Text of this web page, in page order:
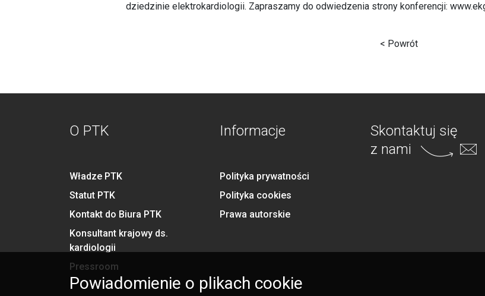
dziedzinie elektrokardiologii. Zapraszamy do odwiedzenia strony konferencji:
< Powrót
O PTK
Władze PTK
Statut PTK
Kontakt do Biura PTK
Konsultant krajowy ds.
kardiologii
Pressroom
Informacje
Polityka prywatności
Polityka cookies
Prawa autorskie
Skontaktuj się
z nami
Powiadomienie o plikach cookie